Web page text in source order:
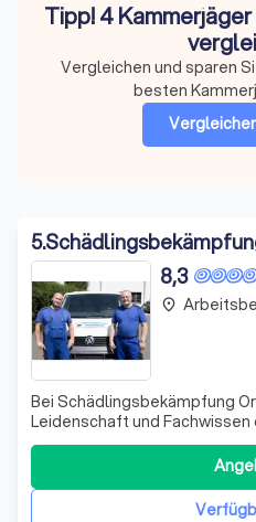
Tipp! 4
Vergleichen und sparen
besten
5.
8,3
Bei Schädlingsbekämpfung
Leidenschaft und Fachwissen
Familie sicher und geschützt
bleiben. Unsere
Insektenschutzlösungen,
und
place